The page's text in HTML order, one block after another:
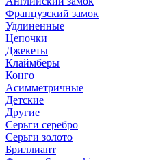
Французский замок
Удлиненные
Цепочки
Джекеты
Клаймберы
Конго
Асимметричные
Детские
Другие
Серьги серебро
Серьги золото
Бриллиант